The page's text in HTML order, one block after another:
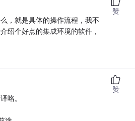
，就是具体的操作流程，我不
绍个好点的集成环境的软件，
赞
咯。
赞